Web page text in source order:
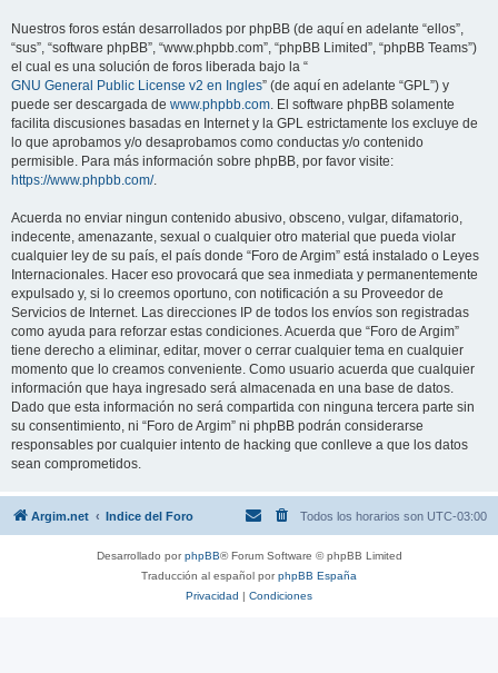
Nuestros foros están desarrollados por phpBB (de aquí en adelante “ellos”,
“sus”, “software phpBB”, “www.phpbb.com”, “phpBB Limited”, “phpBB Teams”)
el cual es una solución de foros liberada bajo la “
GNU General Public License v2 en Ingles” (de aquí en adelante “GPL”) y
puede ser descargada de www.phpbb.com. El software phpBB solamente
facilita discusiones basadas en Internet y la GPL estrictamente los excluye de
lo que aprobamos y/o desaprobamos como conductas y/o contenido
permisible. Para más información sobre phpBB, por favor visite:
https://www.phpbb.com/.
Acuerda no enviar ningun contenido abusivo, obsceno, vulgar, difamatorio,
indecente, amenazante, sexual o cualquier otro material que pueda violar
cualquier ley de su país, el país donde “Foro de Argim” está instalado o Leyes
Internacionales. Hacer eso provocará que sea inmediata y permanentemente
expulsado y, si lo creemos oportuno, con notificación a su Proveedor de
Servicios de Internet. Las direcciones IP de todos los envíos son registradas
como ayuda para reforzar estas condiciones. Acuerda que “Foro de Argim”
tiene derecho a eliminar, editar, mover o cerrar cualquier tema en cualquier
momento que lo creamos conveniente. Como usuario acuerda que cualquier
información que haya ingresado será almacenada en una base de datos.
Dado que esta información no será compartida con ninguna tercera parte sin
su consentimiento, ni “Foro de Argim” ni phpBB podrán considerarse
responsables por cualquier intento de hacking que conlleve a que los datos
sean comprometidos.
Argim.net Indice del Foro Todos los horarios son UTC-03:00
Desarrollado porphpBB® Forum Software © phpBB Limited
Traducción al español porphpBB España
Privacidad | Condiciones